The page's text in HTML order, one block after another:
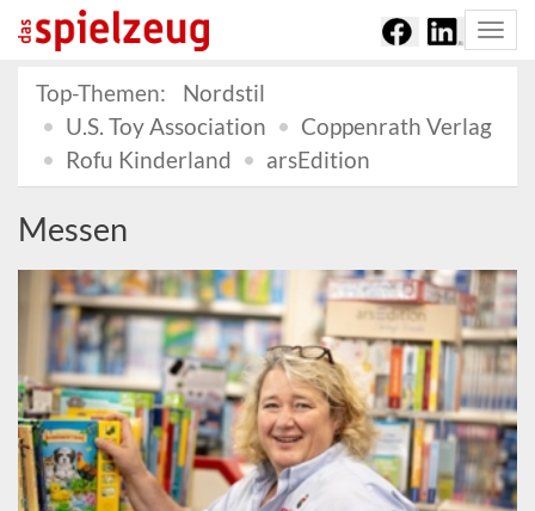
Top-Themen:
Nordstil
U.S. Toy Association
Coppenrath Verlag
Rofu Kinderland
arsEdition
Messen